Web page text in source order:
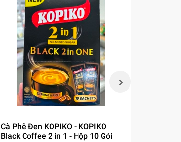
Cà Phê Đen KOPIKO - KOPIKO
Black Coffee 2 in 1 - Hộp 10 Gói